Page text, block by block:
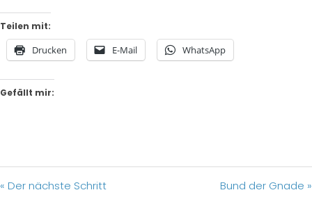
Teilen mit:
Drucken E-Mail WhatsApp
Gefällt mir:
« Der nächste Schritt Bund der Gnade »